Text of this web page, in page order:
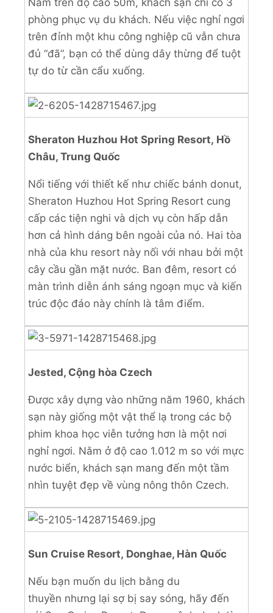
phòng phục vụ du khách. Nếu việc nghỉ ngơi
trên đỉnh một khu công nghiệp cũ vẫn chưa
đủ “đã”, bạn có thể dùng dây thừng để tuột
tự do từ cần cẩu xuống.
Sheraton Huzhou Hot Spring Resort, Hồ
Châu, Trung Quốc
Nổi tiếng với thiết kế như chiếc bánh donut,
Sheraton Huzhou Hot Spring Resort cung
cấp các tiện nghi và dịch vụ còn hấp dẫn
hơn cả hình dáng bên ngoài của nó. Hai tòa
nhà của khu resort này nối với nhau bởi một
cây cầu gần mặt nước. Ban đêm, resort có
màn trình diễn ánh sáng ngoạn mục và kiến
trúc độc đáo này chính là tâm điểm.
Jested, Cộng hòa Czech
Được xây dựng vào những năm 1960, khách
sạn này giống một vật thể lạ trong các bộ
phim khoa học viễn tưởng hơn là một nơi
nghỉ ngơi. Nằm ở độ cao 1.012 m so với mực
nước biển, khách sạn mang đến một tầm
nhìn tuyệt đẹp về vùng nông thôn Czech.
Sun Cruise Resort, Donghae, Hàn Quốc
Nếu bạn muốn du lịch bằng du
thuyền nhưng lại sợ bị say sóng, hãy đến